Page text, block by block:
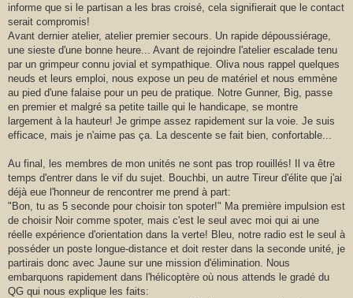
informe que si le partisan a les bras croisé, cela signifierait que le contact
serait compromis!
Avant dernier atelier, atelier premier secours. Un rapide dépoussiérage,
une sieste d'une bonne heure... Avant de rejoindre l'atelier escalade tenu
par un grimpeur connu jovial et sympathique. Oliva nous rappel quelques
neuds et leurs emploi, nous expose un peu de matériel et nous emmène
au pied d'une falaise pour un peu de pratique. Notre Gunner, Big, passe
en premier et malgré sa petite taille qui le handicape, se montre
largement à la hauteur! Je grimpe assez rapidement sur la voie. Je suis
efficace, mais je n'aime pas ça. La descente se fait bien, confortable...
Au final, les membres de mon unités ne sont pas trop rouillés! Il va être
temps d'entrer dans le vif du sujet. Bouchbi, un autre Tireur d'élite que j'ai
déjà eue l'honneur de rencontrer me prend à part:
"Bon, tu as 5 seconde pour choisir ton spoter!" Ma première impulsion est
de choisir Noir comme spoter, mais c'est le seul avec moi qui ai une
réelle expérience d'orientation dans la verte! Bleu, notre radio est le seul à
posséder un poste longue-distance et doit rester dans la seconde unité, je
partirais donc avec Jaune sur une mission d'élimination. Nous
embarquons rapidement dans l'hélicoptère où nous attends le gradé du
QG qui nous explique les faits: